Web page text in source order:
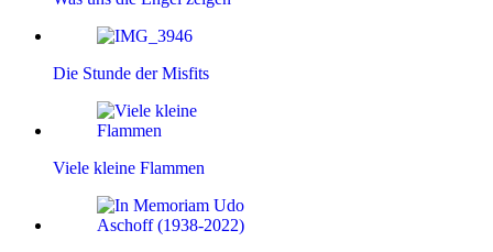
Die Stunde der Misfits
Viele kleine Flammen